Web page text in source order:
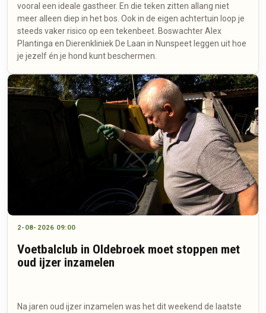
vooral een ideale gastheer. En die teken zitten allang niet
meer alleen diep in het bos. Ook in de eigen achtertuin loop je
steeds vaker risico op een tekenbeet. Boswachter Alex
Plantinga en Dierenkliniek De Laan in Nunspeet leggen uit hoe
je jezelf én je hond kunt beschermen.
2-08-2026 09:00
Voetbalclub in Oldebroek moet stoppen met
oud ijzer inzamelen
Na jaren oud ijzer inzamelen was het dit weekend de laatste